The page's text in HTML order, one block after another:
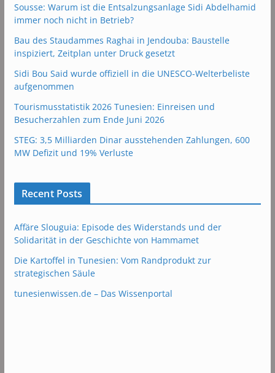
Sousse: Warum ist die Entsalzungsanlage Sidi Abdelhamid
immer noch nicht in Betrieb?
Bau des Staudammes Raghai in Jendouba: Baustelle
inspiziert, Zeitplan unter Druck gesetzt
Sidi Bou Said wurde offiziell in die UNESCO-Welterbeliste
aufgenommen
Tourismusstatistik 2026 Tunesien: Einreisen und
Besucherzahlen zum Ende Juni 2026
STEG: 3,5 Milliarden Dinar ausstehenden Zahlungen, 600
MW Defizit und 19% Verluste
Recent Posts
Affäre Slouguia: Episode des Widerstands und der
Solidarität in der Geschichte von Hammamet
Die Kartoffel in Tunesien: Vom Randprodukt zur
strategischen Säule
tunesienwissen.de – Das Wissenportal